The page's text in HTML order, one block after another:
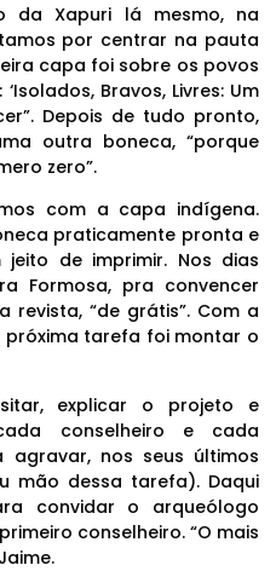
da Xapuri lá mesmo, na
por centrar na pauta
capa foi sobre os povos
Bravos, Livres: Um
Depois de tudo pronto,
outra boneca, “porque
zero”.
com a capa indígena.
praticamente pronta e
de imprimir. Nos dias
Formosa, pra convencer
revista, “de grátis”. Com a
próxima tarefa foi montar o
explicar o projeto e
conselheiro e cada
nos seus últimos
mão dessa tarefa). Daqui
convidar o arqueólogo
conselheiro. “O mais